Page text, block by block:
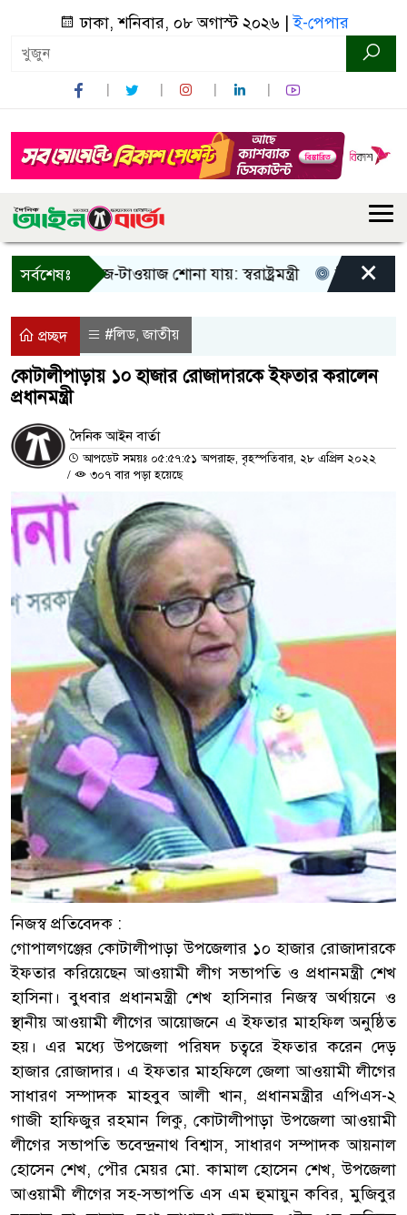
ঢাকা, শনিবার, ০৮ অগাস্ট ২০২৬ |ই-পেপার
সর্বশেষঃ
আওয়াজ-টাওয়াজ শোনা যায়: স্বরাষ্ট্রমন্ত্রী তিন দিনের
×
প্রচ্ছদ #লিড,জাতীয়
কোটালীপাড়ায় ১০ হাজার রোজাদারকে ইফতার করালেন
প্রধানমন্ত্রী
দৈনিক আইন বার্তা
আপডেট সময়ঃ ০৫:৫৭:৫১ অপরাহ্ন, বৃহস্পতিবার, ২৮ এপ্রিল ২০২২
/
৩০৭ বার পড়া হয়েছে
নিজস্ব প্রতিবেদক :
গোপালগঞ্জের কোটালীপাড়া উপজেলার ১০ হাজার রোজাদারকে
ইফতার করিয়েছেন আওয়ামী লীগ সভাপতি ও প্রধানমন্ত্রী শেখ
হাসিনা। বুধবার প্রধানমন্ত্রী শেখ হাসিনার নিজস্ব অর্থায়নে ও
স্থানীয় আওয়ামী লীগের আয়োজনে এ ইফতার মাহফিল অনুষ্ঠিত
হয়। এর মধ্যে উপজেলা পরিষদ চত্বরে ইফতার করেন দেড়
হাজার রোজাদার। এ ইফতার মাহফিলে জেলা আওয়ামী লীগের
সাধারণ সম্পাদক মাহবুব আলী খান, প্রধানমন্ত্রীর এপিএস-২
গাজী হাফিজুর রহমান লিকু, কোটালীপাড়া উপজেলা আওয়ামী
লীগের সভাপতি ভবেন্দ্রনাথ বিশ্বাস, সাধারণ সম্পাদক আয়নাল
হোসেন শেখ, পৌর মেয়র মো. কামাল হোসেন শেখ, উপজেলা
আওয়ামী লীগের সহ-সভাপতি এস এম হুমায়ুন কবির, মুজিবুর